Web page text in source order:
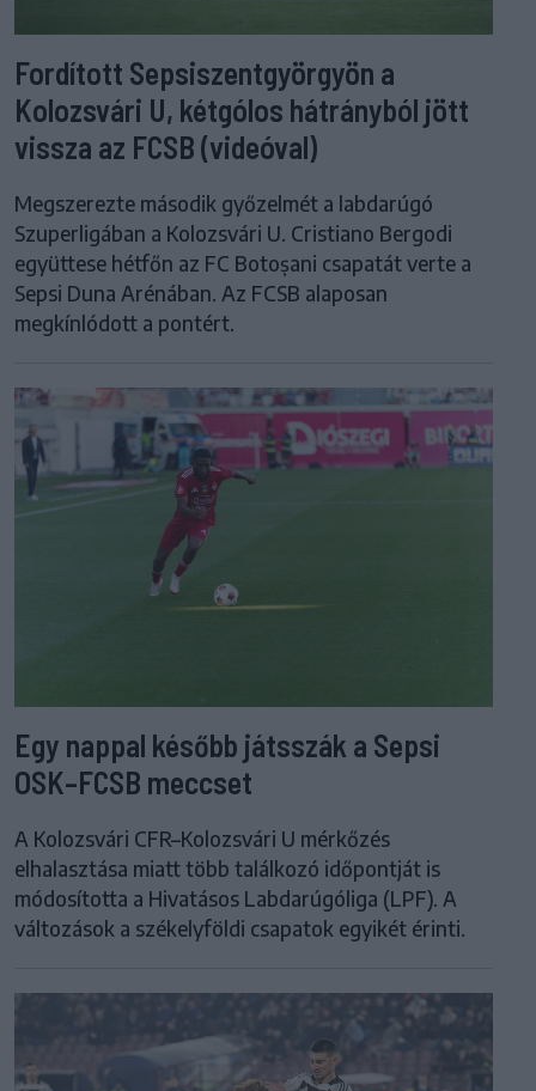
Fordított Sepsiszentgyörgyön a
Kolozsvári U, kétgólos hátrányból jött
vissza az FCSB (videóval)
Megszerezte második győzelmét a labdarúgó
Szuperligában a Kolozsvári U. Cristiano Bergodi
együttese hétfőn az FC Botoșani csapatát verte a
Sepsi Duna Arénában. Az FCSB alaposan
megkínlódott a pontért.
Egy nappal később játsszák a Sepsi
OSK–FCSB meccset
A Kolozsvári CFR–Kolozsvári U mérkőzés
elhalasztása miatt több találkozó időpontját is
módosította a Hivatásos Labdarúgóliga (LPF). A
változások a székelyföldi csapatok egyikét érinti.